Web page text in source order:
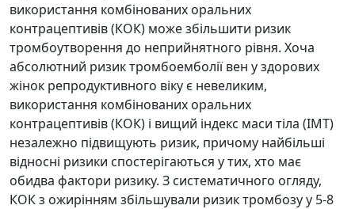
використання комбінованих оральних
контрацептивів (КОК) може збільшити ризик
тромбоутворення до неприйнятного рівня. Хоча
абсолютний ризик тромбоемболії вен у здорових
жінок репродуктивного віку є невеликим,
використання комбінованих оральних
контрацептивів (КОК) і вищий індекс маси тіла (ІМТ)
незалежно підвищують ризик, причому найбільші
відносні ризики спостерігаються у тих, хто має
обидва фактори ризику. З систематичного огляду,
КОК з ожирінням збільшували ризик тромбозу у 5-8